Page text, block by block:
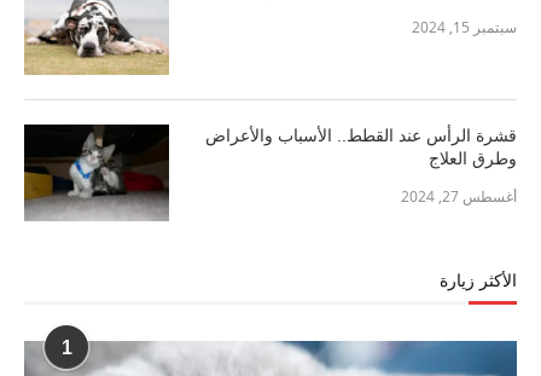
سبتمبر 15, 2024
قشرة الرأس عند القطط.. الأسباب والأعراض
وطرق العلاج
أغسطس 27, 2024
الأكثر زيارة
1